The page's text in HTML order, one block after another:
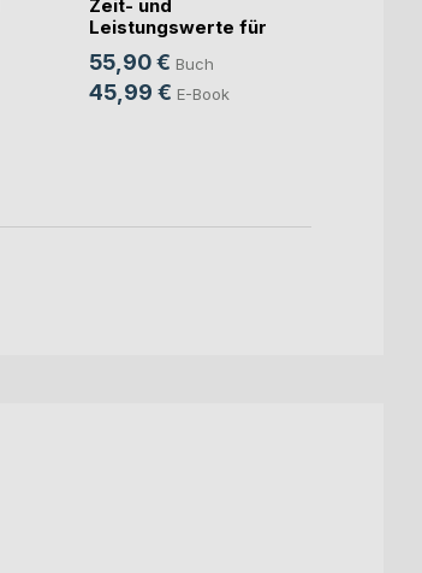
Zeit- und
Leistungswerte für
die K(...)
55,90 € Buch
45,99 € E-Book